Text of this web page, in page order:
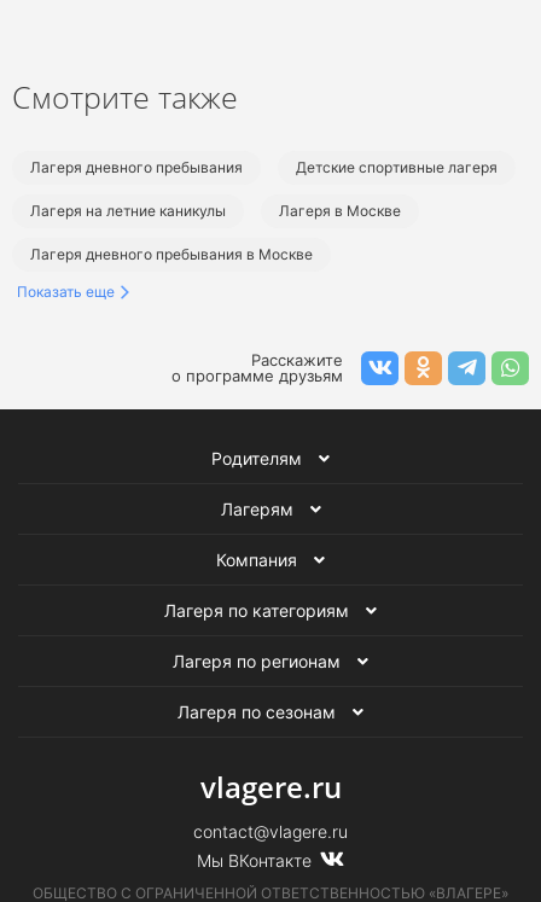
Смотрите также
Лагеря дневного пребывания Детские спортивные лагеря
Лагеря на летние каникулы Лагеря в Москве
Лагеря дневного пребывания в Москве
Спортивные лагеря в Москве
Показать еще
Расскажите
о программе друзьям
Родителям
Лагерям
Компания
Лагеря по категориям
Лагеря по регионам
Лагеря по сезонам
vlagere.ru
contact@vlagere.ru
Мы ВКонтакте
ОБЩЕСТВО С ОГРАНИЧЕННОЙ ОТВЕТСТВЕННОСТЬЮ «ВЛАГЕРЕ»